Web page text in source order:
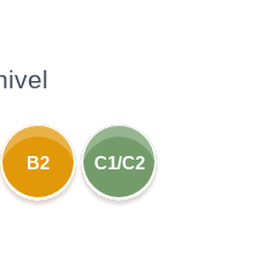
B2 C1/C2